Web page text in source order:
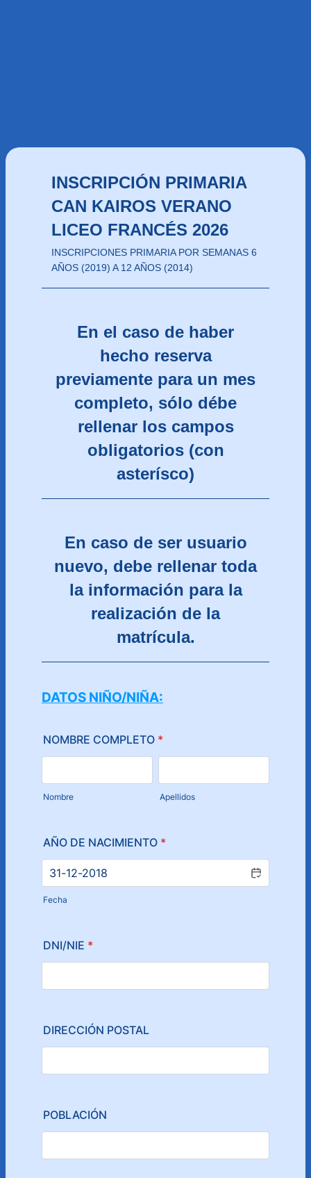
INSCRIPCIÓN PRIMARIA
CAN KAIROS VERANO
LICEO FRANCÉS 2026
INSCRIPCIONES PRIMARIA POR SEMANAS 6
AÑOS (2019) A 12 AÑOS (2014)
En el caso de haber
hecho reserva
previamente para un mes
completo, sólo débe
rellenar los campos
obligatorios (con
asterísco)
En caso de ser usuario
nuevo, debe rellenar toda
la información para la
realización de la
matrícula.
DATOS NIÑO/NIÑA:
NOMBRE COMPLETO *
Nombre Apellidos
AÑO DE NACIMIENTO *
Fecha
DNI/NIE *
DIRECCIÓN POSTAL
POBLACIÓN